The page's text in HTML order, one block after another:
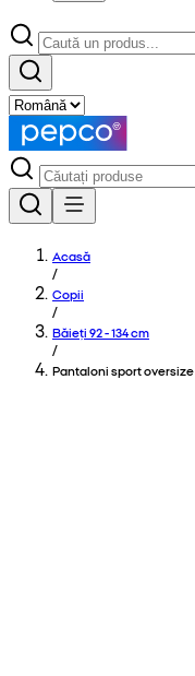
Acasă
/
Copii
/
Băieți 92 - 134 cm
/
Pantaloni sport oversize